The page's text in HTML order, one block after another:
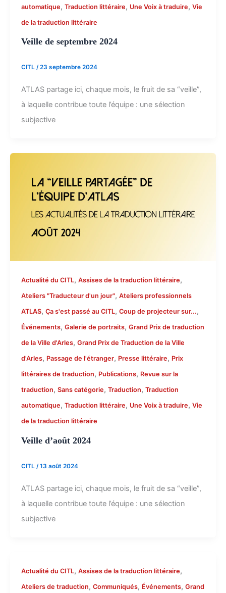
automatique, Traduction littéraire, Une Voix à traduire, Vie
de la traduction littéraire
Veille de septembre 2024
CITL /23 septembre 2024
ATLAS partage ici, chaque mois, le fruit de sa “veille”,
à laquelle contribue toute l’équipe : une sélection
subjective
Actualité du CITL, Assises de la traduction littéraire,
Ateliers "Traducteur d'un jour", Ateliers professionnels
ATLAS, Ça s'est passé au CITL, Coup de projecteur sur...,
Événements, Galerie de portraits, Grand Prix de traduction
de la Ville d'Arles, Grand Prix de Traduction de la Ville
d'Arles, Passage de l'étranger, Presse littéraire, Prix
littéraires de traduction, Publications, Revue sur la
traduction, Sans catégorie, Traduction, Traduction
automatique, Traduction littéraire, Une Voix à traduire, Vie
de la traduction littéraire
Veille d’août 2024
CITL /13 août 2024
ATLAS partage ici, chaque mois, le fruit de sa “veille”,
à laquelle contribue toute l’équipe : une sélection
subjective
Actualité du CITL, Assises de la traduction littéraire,
Ateliers de traduction, Communiqués, Événements, Grand